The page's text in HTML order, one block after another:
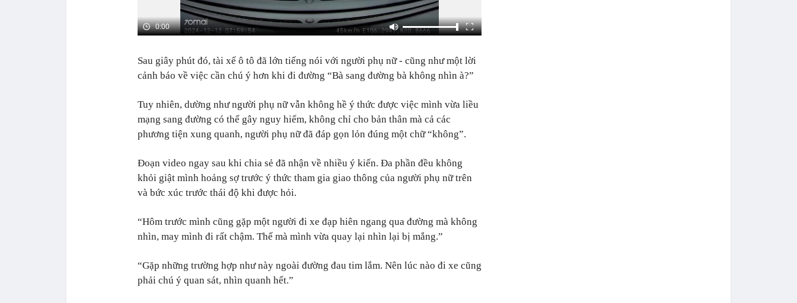
0:00
Sau giây phút đó, tài xế ô tô đã lớn tiếng nói với người phụ nữ - cũng như một lời
cảnh báo về việc cần chú ý hơn khi đi đường “Bà sang đường bà không nhìn à?”
Tuy nhiên, dường như người phụ nữ vẫn không hề ý thức được việc mình vừa liều
mạng sang đường có thể gây nguy hiểm, không chỉ cho bản thân mà cả các
phương tiện xung quanh, người phụ nữ đã đáp gọn lỏn đúng một chữ “không”.
Đoạn video ngay sau khi chia sẻ đã nhận về nhiều ý kiến. Đa phần đều không
khỏi giật mình hoảng sợ trước ý thức tham gia giao thông của người phụ nữ trên
và bức xúc trước thái độ khi được hỏi.
“Hôm trước mình cũng gặp một người đi xe đạp hiên ngang qua đường mà không
nhìn, may mình đi rất chậm. Thế mà mình vừa quay lại nhìn lại bị mắng.”
“Gặp những trường hợp như này ngoài đường đau tim lắm. Nên lúc nào đi xe cũng
phải chú ý quan sát, nhìn quanh hết.”